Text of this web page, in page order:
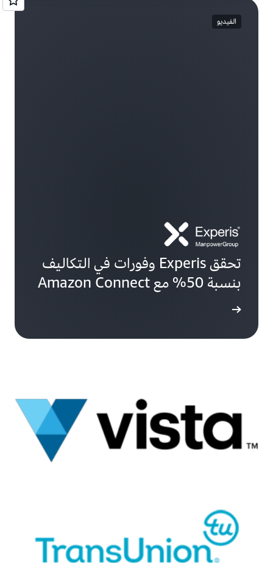
الفيديو
تحقق Experis وفورات في التكاليف
بنسبة 50% مع Amazon Connect